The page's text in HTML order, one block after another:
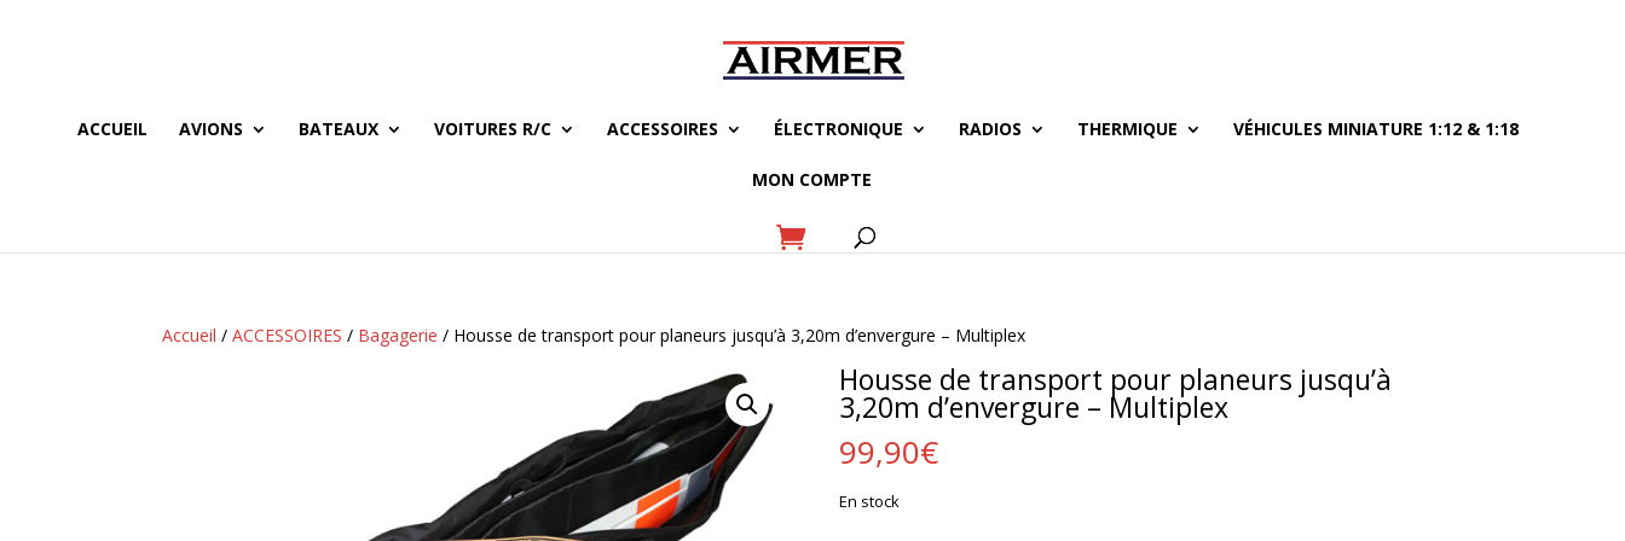
ACCUEIL AVIONS BATEAUX VOITURES R/C ACCESSOIRES ÉLECTRONIQUE RADIOS THERMIQUE VÉHICULES MINIATURE 1:12 & 1:18
MON COMPTE
Accueil /ACCESSOIRES / Bagagerie / Housse de transport pour planeurs jusqu’à 3,20m d’envergure – Multiplex
Housse de transport pour planeurs jusqu’à
3,20m d’envergure – Multiplex
99,90€
En stock